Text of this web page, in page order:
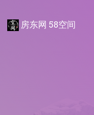
房东网 58空间